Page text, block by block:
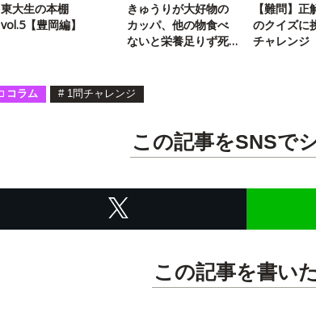
東大生の本棚
vol.5【豊岡編】
きゅうりが大好物の
カッパ、他の物食べ
ないと栄養足りず死
【難問】
のクイズに
チャレンジ
コラム # 1問チャレンジ
この記事をSNSで
この記事を書い